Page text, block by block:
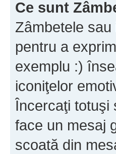
Ce sunt
Zâmbetele
pentru a
exemplu :)
iconiţelor
Încercaţi totuşi
face un mesaj
scoată din